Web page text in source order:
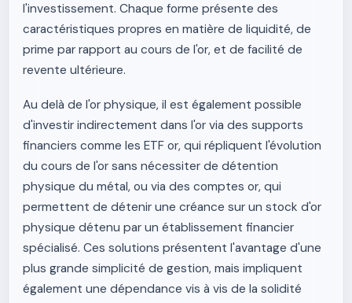
l'investissement. Chaque forme présente des
caractéristiques propres en matière de liquidité, de
prime par rapport au cours de l'or, et de facilité de
revente ultérieure.
Au delà de l'or physique, il est également possible
d'investir indirectement dans l'or via des supports
financiers comme les ETF or, qui répliquent l'évolution
du cours de l'or sans nécessiter de détention
physique du métal, ou via des comptes or, qui
permettent de détenir une créance sur un stock d'or
physique détenu par un établissement financier
spécialisé. Ces solutions présentent l'avantage d'une
plus grande simplicité de gestion, mais impliquent
également une dépendance vis à vis de la solidité